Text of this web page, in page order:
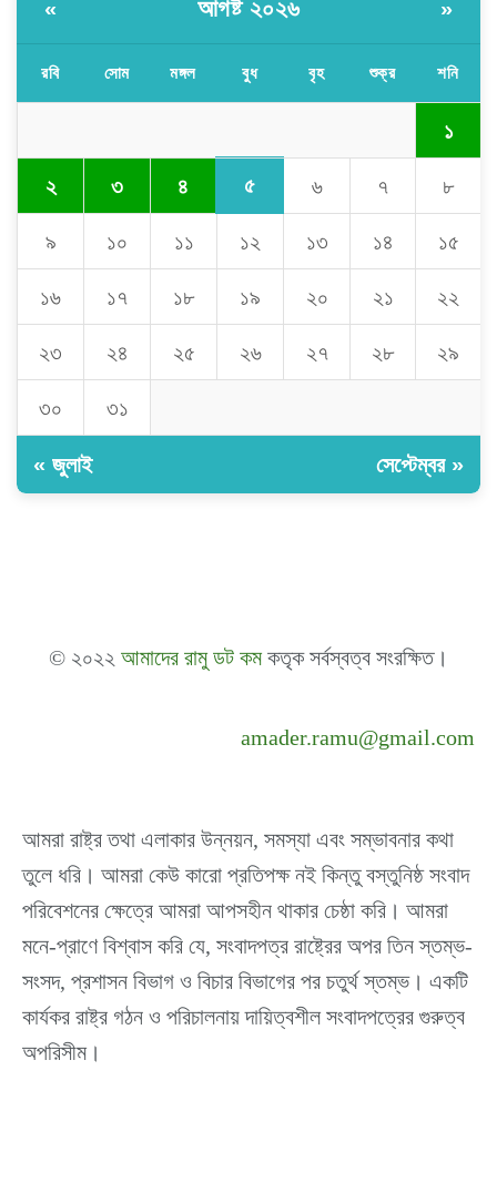
« আগষ্ট ২০২৬ »
রবি সোম মঙ্গল বুধ বৃহ শুক্র শনি
১
২ ৩ ৪ ৫ ৬ ৭ ৮
৯ ১০ ১১ ১২ ১৩ ১৪ ১৫
১৬ ১৭ ১৮ ১৯ ২০ ২১ ২২
২৩ ২৪ ২৫ ২৬ ২৭ ২৮ ২৯
৩০ ৩১
« জুলাই সেপ্টেম্বর »
© ২০২২ আমাদের রামু ডট কমকতৃক সর্বস্বত্ব সংরক্ষিত।
amader.ramu@gmail.com
আমরা রাষ্ট্র তথা এলাকার উন্নয়ন, সমস্যা এবং সম্ভাবনার কথা
তুলে ধরি। আমরা কেউ কারো প্রতিপক্ষ নই কিন্তু বস্তুনিষ্ঠ সংবাদ
পরিবেশনের ক্ষেত্রে আমরা আপসহীন থাকার চেষ্ঠা করি। আমরা
মনে-প্রাণে বিশ্বাস করি যে, সংবাদপত্র রাষ্ট্রের অপর তিন স্তম্ভ-
সংসদ, প্রশাসন বিভাগ ও বিচার বিভাগের পর চতুর্থ স্তম্ভ। একটি
কার্যকর রাষ্ট্র গঠন ও পরিচালনায় দায়িত্বশীল সংবাদপত্রের গুরুত্ব
অপরিসীম।